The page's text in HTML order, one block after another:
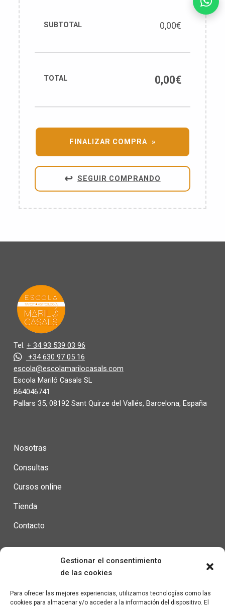
Gestionar el consentimiento
de las cookies
Para ofrecer las mejores experiencias, utilizamos tecnologías como las
cookies para almacenar y/o acceder a la información del dispositivo. El
0,00€
0,00€
FINALIZAR COMPRA
SEGUIR COMPRANDO
Tel. + 34 93 539 03 96
+34 630 97 05 16
escola@escolamarilocasals.com
Escola Mariló Casals SL
B64046741
Pallars 35, 08192 Sant Quirze del Vallés, Barcelona, España
Nosotras
Consultas
Cursos online
Tienda
Contacto
Condiciones de uso
Política de privacidad